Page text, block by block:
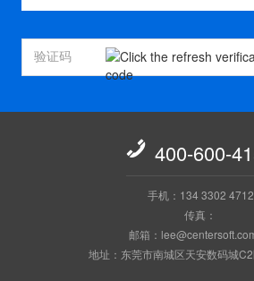
 400-600-
手机：134 3302 4712
传真：
邮箱：
地址：东莞市南城区天安数码城